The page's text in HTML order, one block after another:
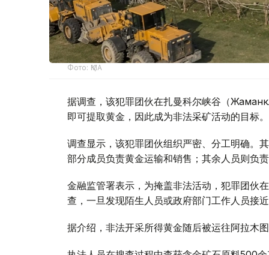
Фото: ҚМА
据调查，该犯罪团伙在扎曼科尔峡谷（
即可提取黄金，因此成为非法采矿活动的目标。
调查显示，该犯罪团伙组织严密、分工明确。
部分成员负责黄金运输和销售；其余人员则负
金融监管署表示，为掩盖非法活动，犯罪团伙
查，一旦发现陌生人员或政府部门工作人员接
据介绍，非法开采所得黄金随后被运往阿拉木